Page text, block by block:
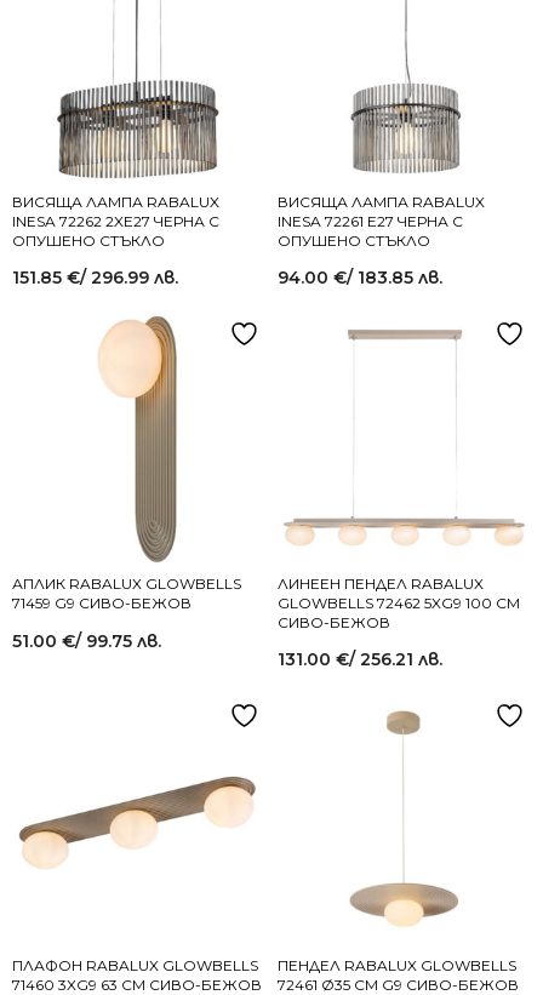
ВИСЯЩА ЛАМПА RABALUX
INESA 72262 2XE27 ЧЕРНА С
ОПУШЕНО СТЪКЛО
151.85 €/ 296.99 лв.
ВИСЯЩА ЛАМПА RABALUX
INESA 72261 E27 ЧЕРНА С
ОПУШЕНО СТЪКЛО
94.00 €/ 183.85 лв.
АПЛИК RABALUX GLOWBELLS
71459 G9 СИВО-БЕЖОВ
51.00 €/ 99.75 лв.
ЛИНЕЕН ПЕНДЕЛ RABALUX
GLOWBELLS 72462 5XG9 100 СМ
СИВО-БЕЖОВ
131.00 €/ 256.21 лв.
ПЛАФОН RABALUX GLOWBELLS
71460 3XG9 63 СМ СИВО-БЕЖОВ
ПЕНДЕЛ RABALUX GLOWBELLS
72461 Ø35 СМ G9 СИВО-БЕЖОВ